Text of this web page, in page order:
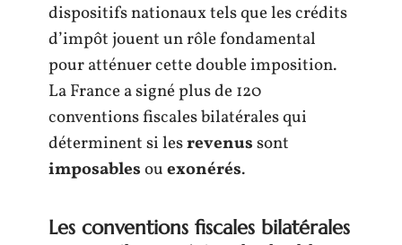
dispositifs nationaux tels que les crédits
d’impôt jouent un rôle fondamental
pour atténuer cette double imposition.
La France a signé plus de 120
conventions fiscales bilatérales qui
déterminent si lesrevenussont
imposablesouexonérés.
Les conventions fiscales bilatérales